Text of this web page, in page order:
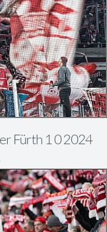
Fürth 1 0 2024